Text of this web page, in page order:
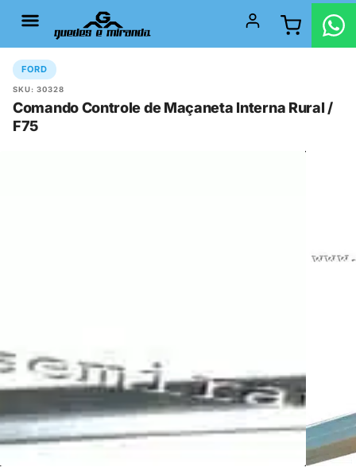
FORD
SKU: 30328
Comando Controle de Maçaneta Interna Rural /
F75